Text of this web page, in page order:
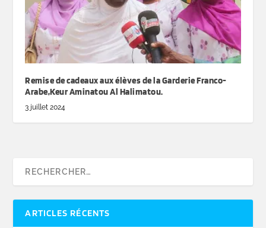
Remise de cadeaux aux élèves de la Garderie Franco-
Arabe,Keur Aminatou Al Halimatou.
3 juillet 2024
ARTICLES RÉCENTS